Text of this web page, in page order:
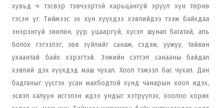
хувьд ч тэсвэр тэвчээртэй харьцангуй эрүүл хүн төрнө
гэсэн үг. Тиймээс эх хүн хүүхдээ хэвлийдээ тээж байхдаа
энэрэнгүй зөөлөн, уур уцааргүй, хүсэл шунал багатай, аль
болох гэгээлэг, зөв зүйлийг санаж, сэдэж, уужуу, тайван
ухаантай байх хэрэгтэй. Ээжийн сэтгэл санааны байдал
хэвлий дэх хүүхдэд маш чухал. Хоол тэжээл бас чухал. Дан
бадганыг үүсгэх усан махбодтой хүнд чанарын хоол идэх,
эсвэл халуун исгэлэн идээ ундыг хэтрүүлэх, хоолоо хорих